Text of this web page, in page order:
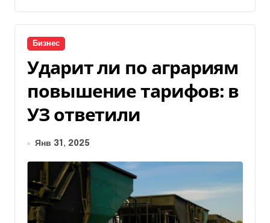
Бизнес
Ударит ли по аграриям
повышение тарифов: в
УЗ ответили
Янв 31, 2025